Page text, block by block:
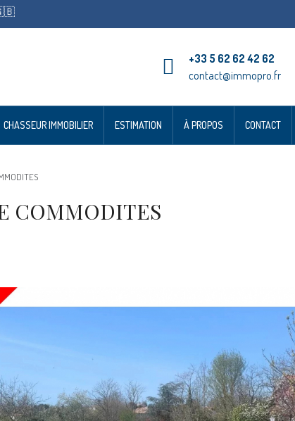
+33 5 62 62 42 62
contact@immopro.fr
CHASSEUR IMMOBILIER ESTIMATION À PROPOS CONTACT
COMMODITES